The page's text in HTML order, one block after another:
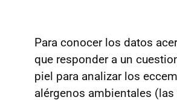
Para conocer los datos
que responder a un
piel para analizar los
alérgenos ambientales